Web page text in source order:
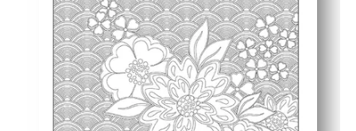
易于共享-为兄弟姐妹、学生、聚会或旅行打印多份副本